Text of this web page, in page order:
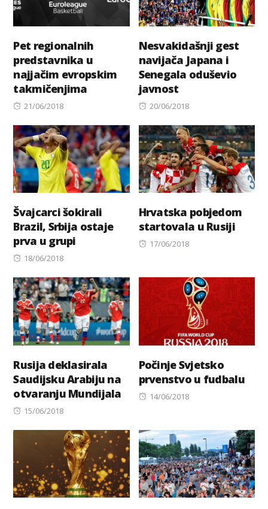
Pet regionalnih
predstavnika u
najjačim evropskim
takmičenjima
Posted
21/06/2018
Nesvakidašnji gest
navijača Japana i
Senegala oduševio
javnost
Posted
20/06/2018
Švajcarci šokirali
Brazil, Srbija ostaje
prva u grupi
Posted
18/06/2018
Hrvatska pobjedom
startovala u Rusiji
Posted
17/06/2018
Rusija deklasirala
Saudijsku Arabiju na
otvaranju Mundijala
Posted
15/06/2018
Počinje Svjetsko
prvenstvo u fudbalu
Posted
14/06/2018